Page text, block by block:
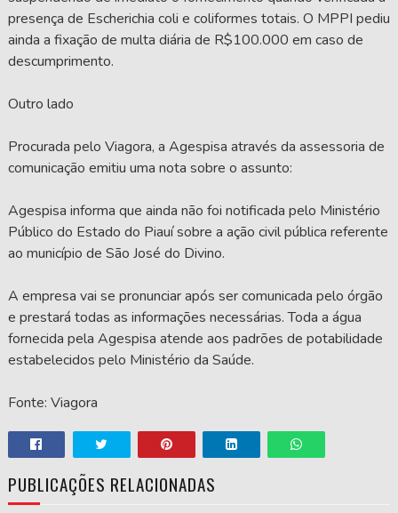
presença de Escherichia coli e coliformes totais. O MPPI pediu
ainda a fixação de multa diária de R$100.000 em caso de
descumprimento.
Outro lado
Procurada pelo Viagora, a Agespisa através da assessoria de
comunicação emitiu uma nota sobre o assunto:
Agespisa informa que ainda não foi notificada pelo Ministério
Público do Estado do Piauí sobre a ação civil pública referente
ao município de São José do Divino.
A empresa vai se pronunciar após ser comunicada pelo órgão
e prestará todas as informações necessárias. Toda a água
fornecida pela Agespisa atende aos padrões de potabilidade
estabelecidos pelo Ministério da Saúde.
Fonte: Viagora
PUBLICAÇÕES RELACIONADAS